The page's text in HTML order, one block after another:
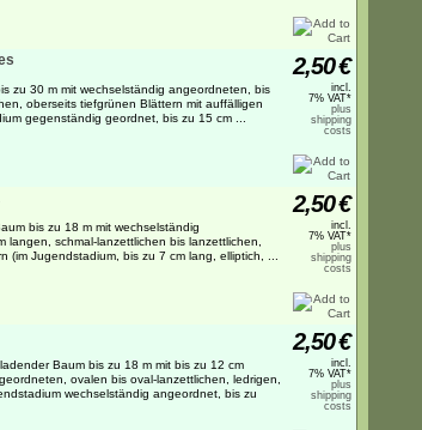
zu 30 m mit wechselständig angeordneten, bis
oberseits tiefgrünen Blättern mit auffälligen
gegenständig geordnet, bis zu 15 cm ...
2,50€
incl.
7% VAT*
plus
shipping
costs
bis zu 18 m mit wechselständig
langen, schmal-lanzettlichen bis lanzettlichen,
(im Jugendstadium, bis zu 7 cm lang, elliptich, ...
2,50€
incl.
7% VAT*
plus
shipping
costs
Baum bis zu 18 m mit bis zu 12 cm
ovalen bis oval-lanzettlichen, ledrigen,
wechselständig angeordnet, bis zu
2,50€
incl.
7% VAT*
plus
shipping
costs